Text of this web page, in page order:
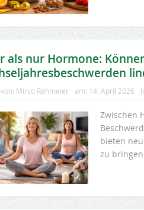
als nur Hormone:
Mirco Rehmeier am: 14. April 2026
Zwischen
bieten
zu